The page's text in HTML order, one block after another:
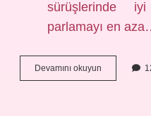
sürüşlerinde
parlamayı en
Devamını okuyun
Xenon